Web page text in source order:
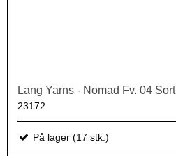
Lang Yarns - Nomad Fv. 04 Sort
23172
På lager (17 stk.)